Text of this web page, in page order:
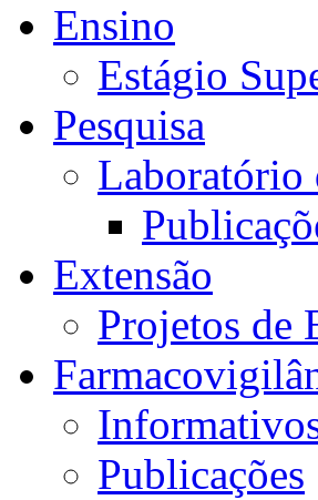
Ensino
Estágio
Pesquisa
Laboratório
Extensão
Projetos de
Publicações